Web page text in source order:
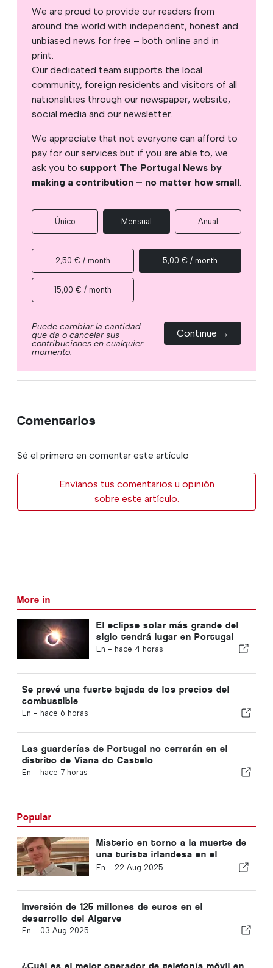
We are proud to provide our readers from
around the world with independent, honest and
unbiased news for free – both online and in
print.
Our dedicated team supports the local
community, foreign residents and visitors of all
nationalities through our newspaper, website,
social media and our newsletter.
We appreciate that not everyone can afford to
pay for our services but if you are able to, we
ask you to support The Portugal News by
making a contribution – no matter how small.
Único Mensual Anual
2,50 € / month 5,00 € / month
15,00 € / month
Puede cambiar la cantidad
que da o cancelar sus
contribuciones en cualquier
momento.
Continue →
Comentarios
Sé el primero en comentar este artículo
Envíanos tus comentarios u opinión
sobre este artículo.
More in
El eclipse solar más grande del
siglo tendrá lugar en Portugal
En - hace 4 horas
Se prevé una fuerte bajada de los precios del
combustible
En - hace 6 horas
Las guarderías de Portugal no cerrarán en el
distrito de Viana do Castelo
En - hace 7 horas
Popular
Misterio en torno a la muerte de
una turista irlandesa en el
Algarve
En - 22 Aug 2025
Inversión de 125 millones de euros en el
desarrollo del Algarve
En - 03 Aug 2025